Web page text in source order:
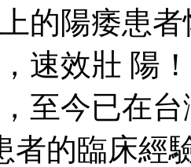
的陽痿患
速效壯 陽
至今已在
者的臨床經